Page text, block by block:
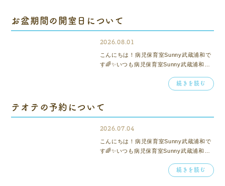
お盆期間の開室日について
2026.08.01
こんにちは！病児保育室Sunny武蔵浦和で
す🌈✨いつも病児保育室Sunny武蔵浦和を
お盆期間の開室日についてご案内です🎐病
す...
続きを読む
テオテの予約について
2026.07.04
こんにちは！病児保育室Sunny武蔵浦和で
す🌈✨いつも病児保育室Sunny武蔵浦和を
テオテでの予約についてお知らせです☘️ご
続きを読む